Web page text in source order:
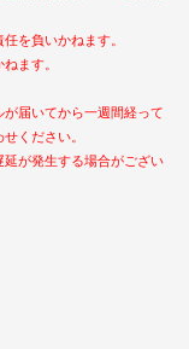
を負いかねます。
ます。
届いてから一週間経って
ください。
延が発生する場合がござい